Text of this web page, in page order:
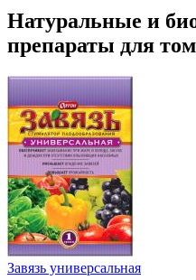
Натуральные и
препараты для
Завязь универсальная